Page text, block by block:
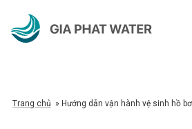
Trang chủ » Hướng dẫn vận hành vệ sinh hồ